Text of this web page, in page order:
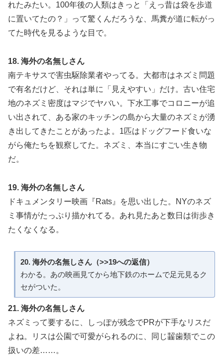
れたみたい。100年後の人類はきっと「えっ昔は袋を歩道
に置いてたの？」って驚くんだろうな、馬糞が道に転がっ
てた時代を見るような目で。
18. 海外の名無しさん
南テキサスで害虫駆除業者やってる。大都市はネズミ問題
で有名だけど、それは単に「見えやすい」だけ。古い住宅
地のネズミ密度はマジでヤバい。下水工事でコロニーが追
い出されて、ある家のキッチンの島から大量のネズミが湧
き出してきたことがあったよ。1匹はドッグフード食いな
がら俺たちを観察してた。ネズミ、本当にすごい生き物
だ。
19. 海外の名無しさん
ドキュメンタリー映画『Rats』を思い出した。NYのネズ
ミ事情がたっぷり描かれてる。あれ見たあと数日は街歩き
たくなくなる。
20. 海外の名無しさん（>>19への返信）
わかる。あの映画見てから地下鉄のホームで足元見るク
セがついた。
21. 海外の名無しさん
ネズミって要するに、しっぽが残念でPRが下手なリスだ
よね。リスは公園で可愛がられるのに、同じ齧歯類でこの
扱いの差……。